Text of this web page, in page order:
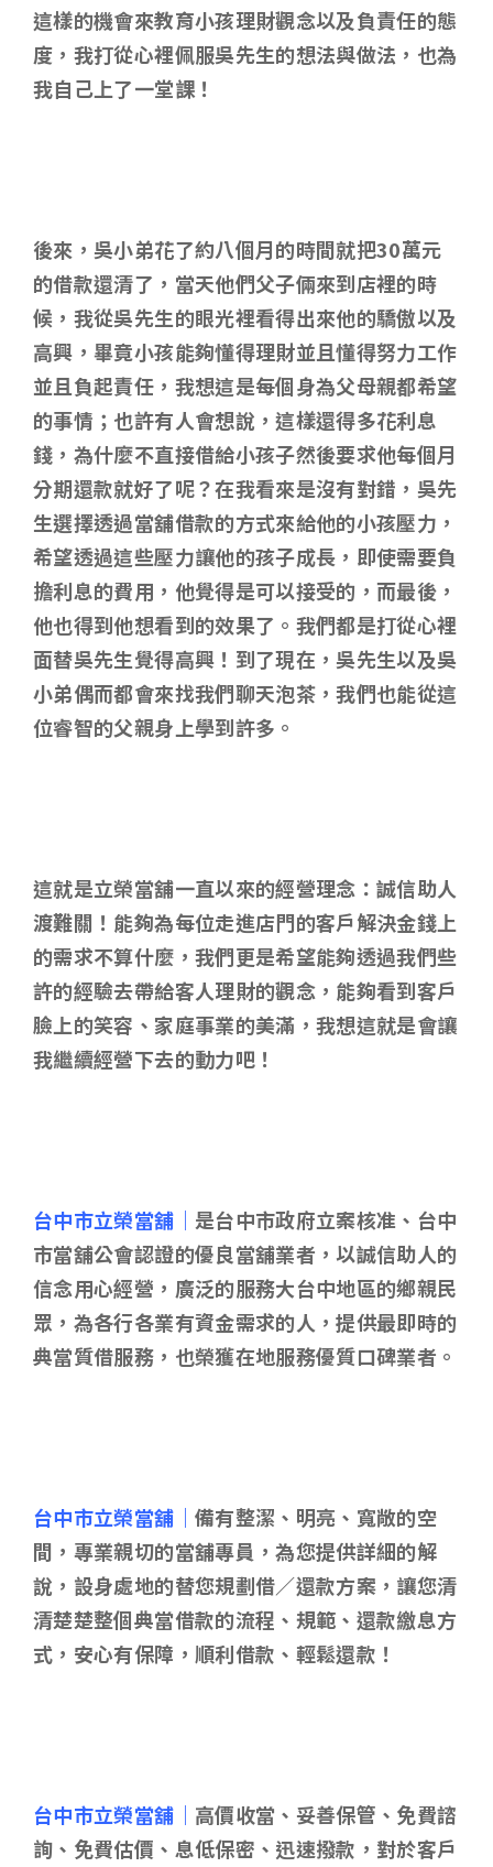
這樣的機會來教育小孩理財觀念以及負責任的態
度，我打從心裡佩服吳先生的想法與做法，也為
我自己上了一堂課！
後來，吳小弟花了約八個月的時間就把30萬元
的借款還清了，當天他們父子倆來到店裡的時
候，我從吳先生的眼光裡看得出來他的驕傲以及
高興，畢竟小孩能夠懂得理財並且懂得努力工作
並且負起責任，我想這是每個身為父母親都希望
的事情；也許有人會想說，這樣還得多花利息
錢，為什麼不直接借給小孩子然後要求他每個月
分期還款就好了呢？在我看來是沒有對錯，吳先
生選擇透過當舖借款的方式來給他的小孩壓力，
希望透過這些壓力讓他的孩子成長，即使需要負
擔利息的費用，他覺得是可以接受的，而最後，
他也得到他想看到的效果了。我們都是打從心裡
面替吳先生覺得高興！到了現在，吳先生以及吳
小弟偶而都會來找我們聊天泡茶，我們也能從這
位睿智的父親身上學到許多。
這就是立榮當舖一直以來的經營理念：誠信助人
渡難關！能夠為每位走進店門的客戶解決金錢上
的需求不算什麼，我們更是希望能夠透過我們些
許的經驗去帶給客人理財的觀念，能夠看到客戶
臉上的笑容、家庭事業的美滿，我想這就是會讓
我繼續經營下去的動力吧！
台中市立榮當舖｜ 是台中市政府立案核准、台中
市當舖公會認證的優良當舖業者，以誠信助人的
信念用心經營，廣泛的服務大台中地區的鄉親民
眾，為各行各業有資金需求的人，提供最即時的
典當質借服務，也榮獲在地服務優質口碑業者。
台中市立榮當舖｜ 備有整潔、明亮、寬敞的空
間，專業親切的當舖專員，為您提供詳細的解
說，設身處地的替您規劃借／還款方案，讓您清
清楚楚整個典當借款的流程、規範、還款繳息方
式，安心有保障，順利借款、輕鬆還款！
台中市立榮當舖｜ 高價收當、妥善保管、免費諮
詢、免費估價、息低保密、迅速撥款，對於客戶